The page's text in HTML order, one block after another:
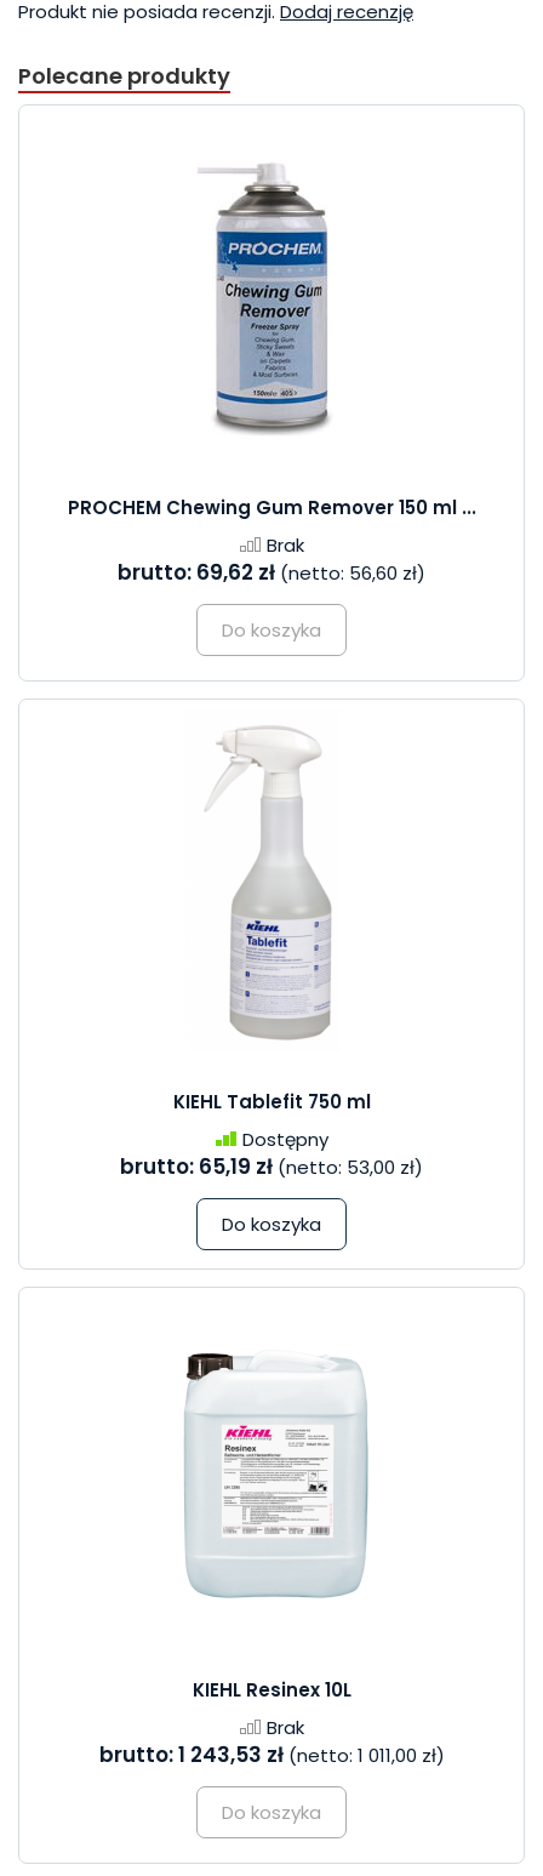
Produkt nie posiada recenzji. Dodaj recenzję
Polecane produkty
PROCHEM Chewing Gum Remover 150 ml ...
Brak
brutto: 69,62 zł (netto: 56,60 zł)
Do koszyka
KIEHL Tablefit 750 ml
Dostępny
brutto: 65,19 zł (netto: 53,00 zł)
Do koszyka
KIEHL Resinex 10L
Brak
brutto:1 243,53 zł (netto: 1 011,00 zł)
Do koszyka